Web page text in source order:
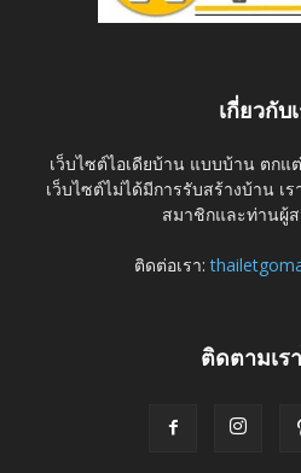
เกี่ยวกับ
เว็บไซต์ไอเดียบ้าน แบบบ้าน ตก
เว็บไซต์ไม่ได้มีการรับสร้างบ้าน เ
สมาชิกและท่านผู้
ติดต่อเรา:
ติดตามเร